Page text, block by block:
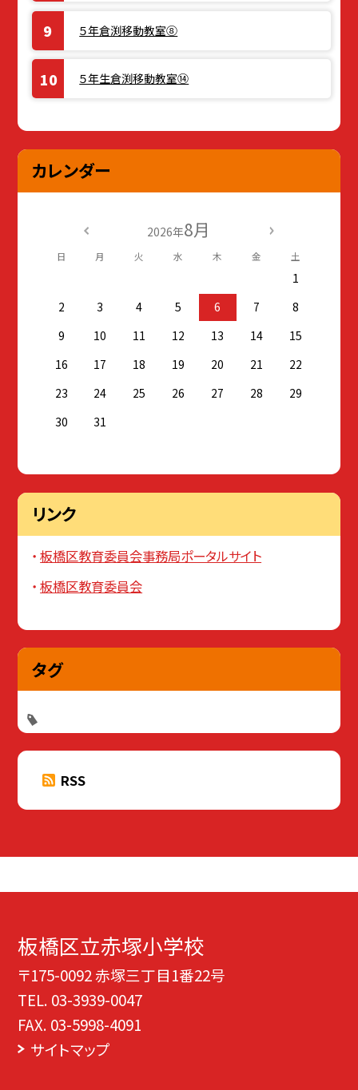
５年倉渕移動教室⑧
５年生倉渕移動教室⑭
カレンダー
2026年8月
日 月 火 水 木 金 土
1
2
3 4 5 6 7
8
9
10 11 12 13 14
15
16
17 18 19 20 21
22
23
24 25 26 27 28
29
30
31
リンク
板橋区教育委員会事務局ポータルサイト
板橋区教育委員会
タグ
RSS
板橋区立赤塚小学校
〒175-0092 赤塚三丁目1番22号
TEL. 03-3939-0047
FAX. 03-5998-4091
サイトマップ